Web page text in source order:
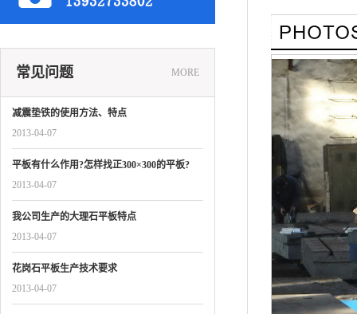
常见问题 MORE
减震垫铁的使用方法、特点
2013-04-07
平板有什么作用?怎样找正300×300的平板?
2013-04-07
我公司生产的大理石平板特点
2013-04-07
花岗石平板生产技术要求
2013-04-07